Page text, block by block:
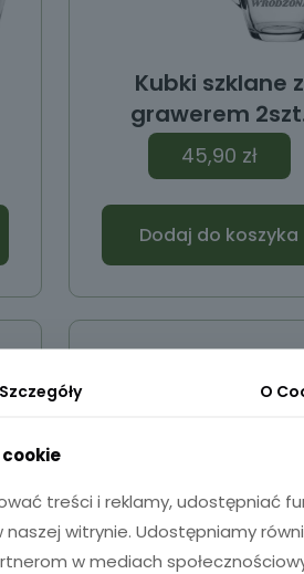
Kubki szklane z
grawerem
45,90 zł
Dodaj do koszyka
Szczegóły O
treści i reklamy, udostępniać
witrynie. Udostępniamy
w mediach